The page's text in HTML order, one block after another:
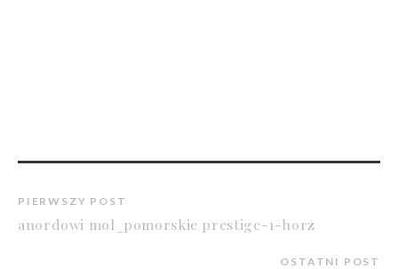
PIERWSZY POST
anordowi mol_pomorskie prestige-1-horz
OSTATNI POST